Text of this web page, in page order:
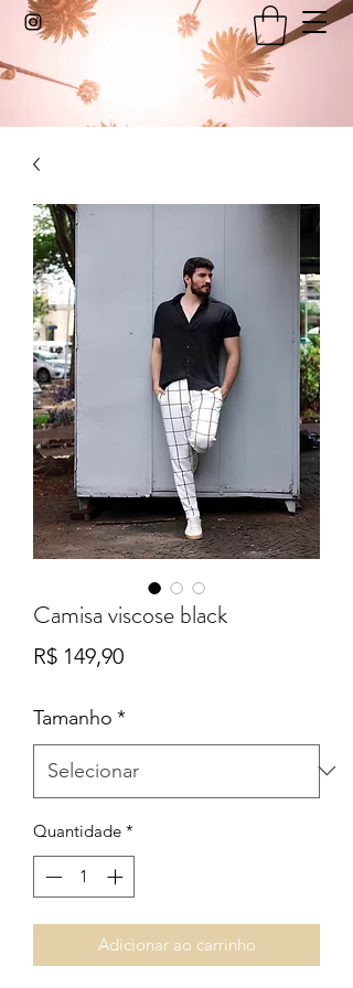
Camisa viscose black
R$ 149,90Preço
Tamanho *
Quantidade *
Adicionar ao carrinho